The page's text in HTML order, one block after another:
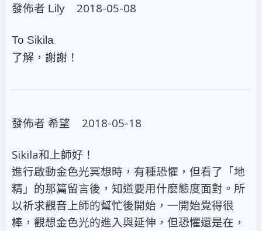
發佈者 Lily 2018-05-08
To Sikila
了解，謝謝！
發佈者 希望 2018-05-18
Sikila和上師好！
進行啟動金色光冥想時，有種恐懼，但看了「地
精」的那篇留言後，知道要用什麼態度面對。所
以祈求觀音上師的幫忙後開始，一開始覺得很
棒，觀想金色光的進入與延伸，但恐懼還是在，